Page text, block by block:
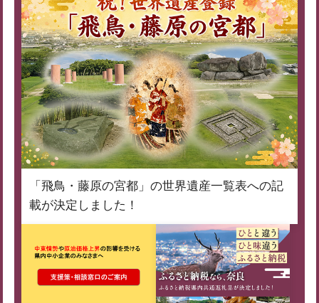
「飛鳥・藤原の宮都」の世界遺産一覧表への記
載が決定しました！